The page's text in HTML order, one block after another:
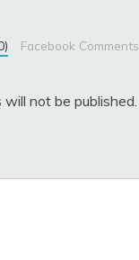
Facebook Comments
will not be published.